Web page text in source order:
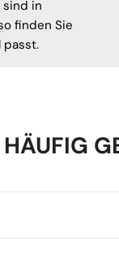
sind in
finden Sie
passt.
HÄUFIG